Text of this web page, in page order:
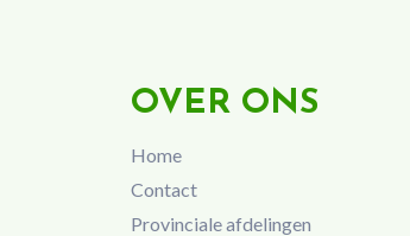
OVER ONS
Home
Contact
Provinciale afdelingen